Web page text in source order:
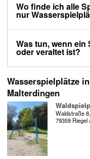
Wo finde ich alle
nur
Was tun, wenn
oder veraltet ist?
Wasserspielplätze
Malterdingen
Waldstraße 8,
79359 Riegel